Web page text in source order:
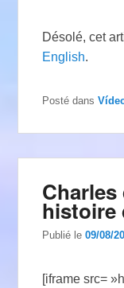
Désolé, cet
English.
Posté dans
Charles
histoire
Publié le09/08/
[iframe src=